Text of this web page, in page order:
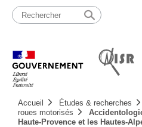
Passer
contenu
principale
Accueil Études & recherches
roues motorisés
Haute-Provence et les Hautes-